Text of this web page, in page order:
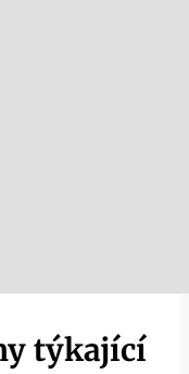
týkající